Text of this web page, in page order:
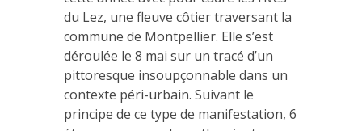
du Lez, une fleuve côtier traversant la
commune de Montpellier. Elle s’est
déroulée le 8 mai sur un tracé d’un
pittoresque insoupçonnable dans un
contexte péri-urbain. Suivant le
principe de ce type de manifestation, 6